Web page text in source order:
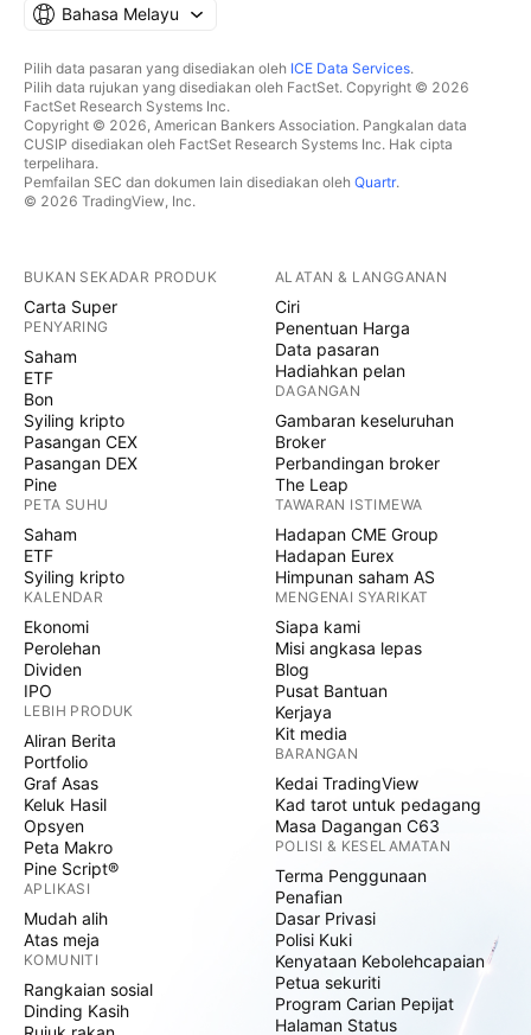
Bahasa Melayu
Pilih data pasaran yang disediakan oleh ICE Data Services.
Pilih data rujukan yang disediakan oleh FactSet. Copyright © 2026
FactSet Research Systems Inc.
Copyright © 2026, American Bankers Association. Pangkalan data
CUSIP disediakan oleh FactSet Research Systems Inc. Hak cipta
terpelihara.
Pemfailan SEC dan dokumen lain disediakan oleh Quartr.
© 2026 TradingView, Inc.
BUKAN SEKADAR PRODUK
Carta Super
PENYARING
Saham
ETF
Bon
Syiling kripto
Pasangan CEX
Pasangan DEX
Pine
PETA SUHU
Saham
ETF
Syiling kripto
KALENDAR
Ekonomi
Perolehan
Dividen
IPO
LEBIH PRODUK
Aliran Berita
Portfolio
Graf Asas
Keluk Hasil
Opsyen
Peta Makro
Pine Script®
APLIKASI
Mudah alih
Atas meja
KOMUNITI
Rangkaian sosial
Dinding Kasih
ALATAN & LANGGANAN
Ciri
Penentuan Harga
Data pasaran
Hadiahkan pelan
DAGANGAN
Gambaran keseluruhan
Broker
Perbandingan broker
The Leap
TAWARAN ISTIMEWA
Hadapan CME Group
Hadapan Eurex
Himpunan saham AS
MENGENAI SYARIKAT
Siapa kami
Misi angkasa lepas
Blog
Pusat Bantuan
Kerjaya
Kit media
BARANGAN
Kedai TradingView
Kad tarot untuk pedagang
Masa Dagangan C63
POLISI & KESELAMATAN
Terma Penggunaan
Penafian
Dasar Privasi
Polisi Kuki
Kenyataan Kebolehcapaian
Petua sekuriti
Program Carian Pepijat
Halaman Status